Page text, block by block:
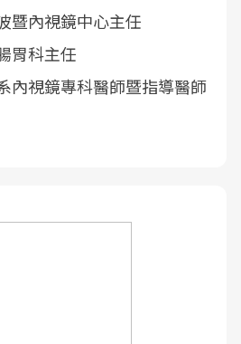
暨內視鏡中心主任
胃科主任
內視鏡專科醫師暨指導醫師